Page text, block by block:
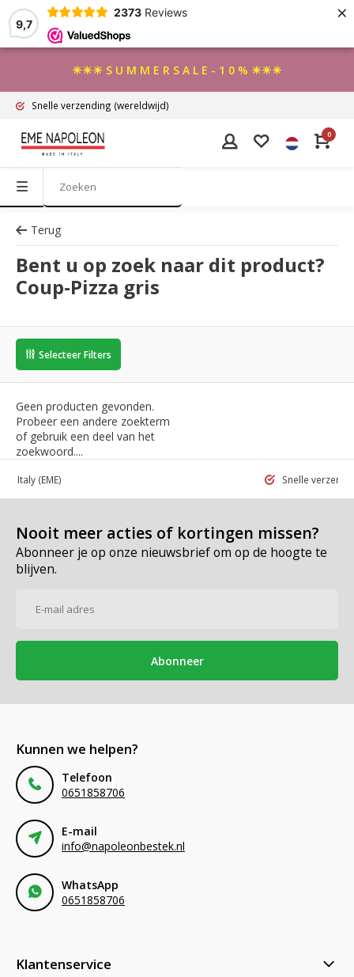
9,7
2373 Reviews ×
☀☀☀ S U M M E R S A L E - 1 0 % ☀☀☀
Snelle verzending (wereldwijd)
0
Terug
Bent u op zoek naar dit product?
Coup-Pizza gris
Selecteer Filters
Geen producten gevonden.
Probeer een andere zoekterm
of gebruik een deel van het
zoekwoord....
in Italy (EME) Snelle
Nooit meer acties of kortingen missen?
Abonneer je op onze nieuwsbrief om op de hoogte te
blijven.
Abonneer
Kunnen we helpen?
Telefoon
0651858706
E-mail
info@napoleonbestek.nl
WhatsApp
0651858706
Klantenservice